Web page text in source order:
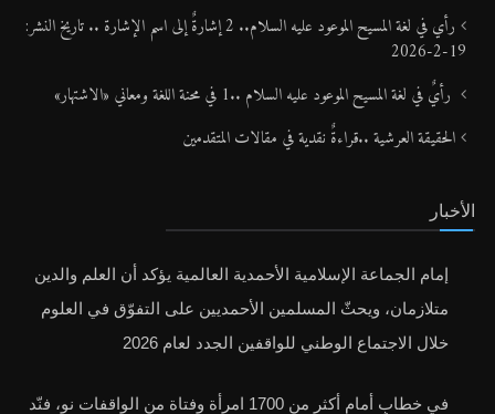
رأي في لغة المسيح الموعود عليه السلام.. 2 إشارةٌ إلى اسم الإشارة .. تاريخ النشر:
19-2-2026
رأيٌ في لغة المسيح الموعود عليه السلام ..1 في محنة اللغة ومعاني «الاشتهار»
الحقيقة العرشية ..قراءةٌ نقدية في مقالات المتقدمين
الأخبار
إمام الجماعة الإسلامية الأحمدية العالمية يؤكد أن العلم والدين
متلازمان، ويحثّ المسلمين الأحمديين على التفوّق في العلوم
خلال الاجتماع الوطني للواقفين الجدد لعام 2026
في خطابٍ أمام أكثر من 1700 امرأة وفتاة من الواقفات نو، فنّد